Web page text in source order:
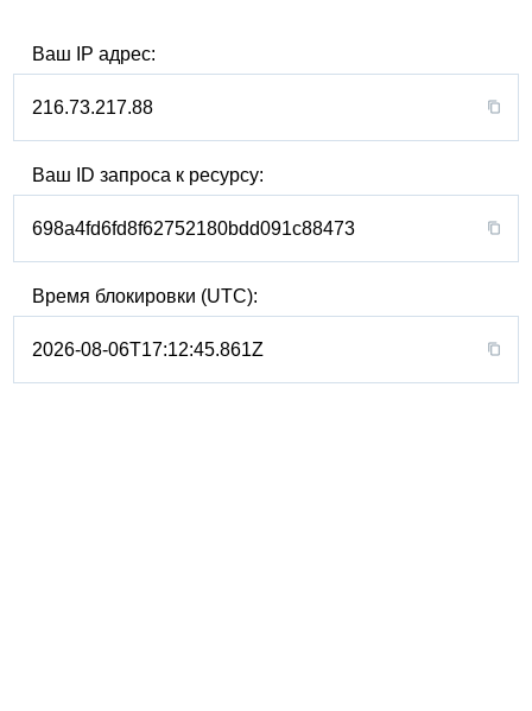
Ваш IP адрес:
216.73.217.88
Ваш ID запроса к ресурсу:
698a4fd6fd8f62752180bdd091c88473
Время блокировки (UTC):
2026-08-06T17:12:45.861Z